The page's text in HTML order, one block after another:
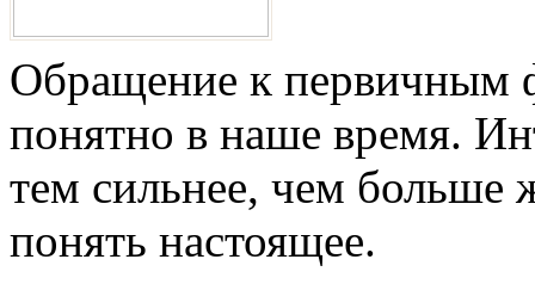
Обращение к первичным
понятно в наше время.
тем сильнее, чем больше
понять настоящее.